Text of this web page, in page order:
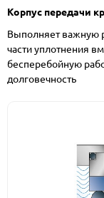
Корпус передачи
Выполняет важную
части уплотнения
бесперебойную
долговечность